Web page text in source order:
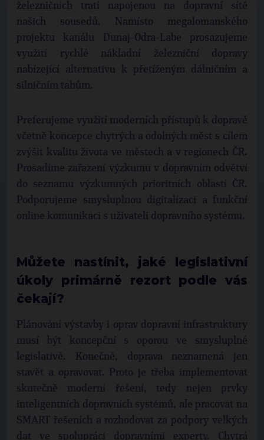
železničních tratí napojenou na dopravní sítě
našich sousedů. Namísto megalomanského
projektu kanálu Dunaj-Odra-Labe prosazujeme
využití rychlé nákladní železniční dopravy
nabízející alternativu k přetíženým dálničním a
silničním tahům.
Preferujeme využití moderních přístupů k dopravě
včetně koncepce chytrých a odolných měst s cílem
zvýšit kvalitu života ve městech a v regionech ČR.
Prosadíme zařazení výzkumu v dopravním odvětví
do seznamu výzkumných prioritních oblastí ČR.
Podporujeme smysluplnou digitalizaci a funkční
online komunikaci s uživateli dopravního systému.
Můžete nastínit, jaké legislativní
úkoly primárně rezort podle vás
čekají?
Plánování výstavby i oprav dopravní infrastruktury
musí být koncepční s oporou ve smysluplné
legislativě. Konečně, doprava neznamená jen
stavět a opravovat. Proto je třeba implementovat
skutečně moderní řešení, tedy nejen prvky
inteligentních dopravních systémů, ale pracovat na
SMART řešeních a rozhodovat za podpory velkých
dat ve spolupráci dopravními experty. Chytrá